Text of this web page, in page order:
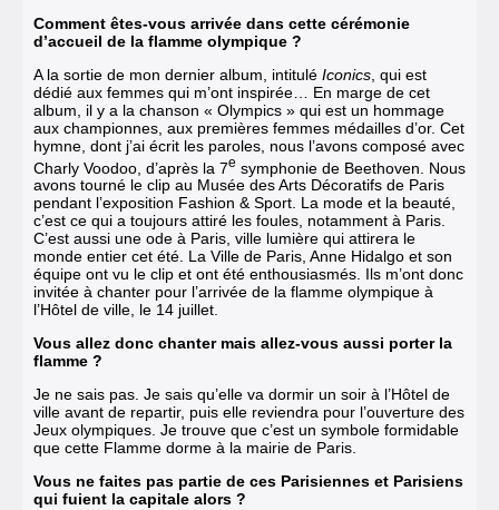
Comment êtes-vous arrivée dans cette cérémonie
d’accueil de la flamme olympique ?
A la sortie de mon dernier album, intitulé Iconics , qui est
dédié aux femmes qui m’ont inspirée…
En marge de cet
album, il y a la chanson « Olympics » qui est un hommage
aux championnes, aux premières femmes médailles d’or. Cet
hymne, dont j’ai écrit les paroles, nous l’avons composé avec
Charly Voodoo, d’après la 7e symphonie de Beethoven. Nous
avons tourné le clip au Musée des Arts Décoratifs de Paris
pendant l’exposition Fashion & Sport. La mode et la beauté,
c’est ce qui a toujours attiré les foules, notamment à Paris.
C’est aussi une ode à Paris, ville lumière qui attirera le
monde entier cet été. La Ville de Paris, Anne Hidalgo et son
équipe ont vu le clip et ont été enthousiasmés. Ils m’ont donc
invitée à chanter pour l’arrivée de la flamme olympique à
l’Hôtel de ville, le 14 juillet.
Vous allez donc chanter mais allez-vous aussi porter la
flamme ?
Je ne sais pas. Je sais qu’elle va dormir un soir à l’Hôtel de
ville avant de repartir, puis elle reviendra pour l’ouverture des
Jeux olympiques. Je trouve que c’est un symbole formidable
que cette Flamme dorme à la mairie de Paris.
Vous ne faites pas partie de ces Parisiennes et Parisiens
qui fuient la capitale alors ?